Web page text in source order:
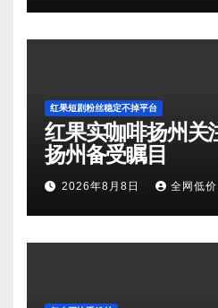
红果短剧粉丝稳定不掉平台
红果实咖啡扬州关
扬州备受瞩目
2026年8月8日 全网低